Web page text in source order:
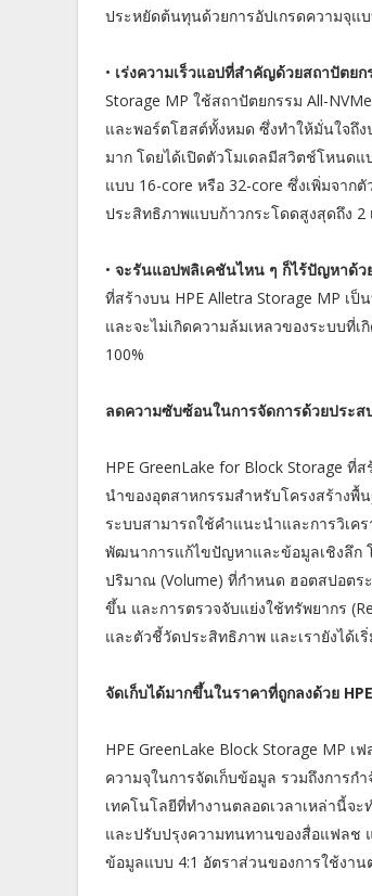
ประหยัดต้นทุนด้วยการอัปเกรดความจุแบ
• เร่งความเร็วแอปที่สำคัญด้วยสถาปัตย
Storage MP ใช้สถาปัตยกรรม All-
และพอร์ตโฮสต์ทั้งหมด ซึ่งทำให้มั่นใจถึ
มาก โดยได้เปิดตัวโมเดลมีสวิตช์โหนด
แบบ 16-core หรือ 32-core ซึ่งเพิ่มจาก
ประสิทธิภาพแบบก้าวกระโดดสูงสุดถึง 2
• จะรันแอปพลิเคชันไหน ๆ ก็ไร้ปัญหาด้
ที่สร้างบน HPE Alletra Storage MP
และจะไม่เกิดความล้มเหลวของระบบที่
100%
ลดความซับซ้อนในการจัดการด้วยประ
HPE GreenLake for Block Storage
นำของอุตสาหกรรมสำหรับโครงสร้าง
ระบบสามารถใช้คำแนะนำและการวิเค
พัฒนาการแก้ไขปัญหาและข้อมูลเชิงลึก
ปริมาณ (Volume) ที่กำหนด ฮอตสปอตร
ขึ้น และการตรวจจับแย่งใช้ทรัพยากร
และตัวชี้วัดประสิทธิภาพ และเรายังได้เ
จัดเก็บได้มากขึ้นในราคาที่ถูกลงด้วย
HPE GreenLake Block Storage MP
ความจุในการจัดเก็บข้อมูล รวมถึงการ
เทคโนโลยีที่ทำงานตลอดเวลาเหล่านี้จ
และปรับปรุงความทนทานของสื่อแฟลช
ข้อมูลแบบ 4:1 อัตราส่วนของการใช้งา